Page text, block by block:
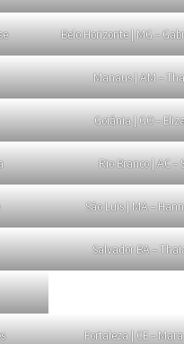
Belo Horizonte | MG –
Manaus | AM –
Goiânia | GO –
Rio Branco | AC –
São Luis | MA –
Salvador BA –
Fortaleza | CE –